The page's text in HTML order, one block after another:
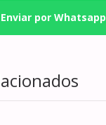
Enviar por Whatsapp